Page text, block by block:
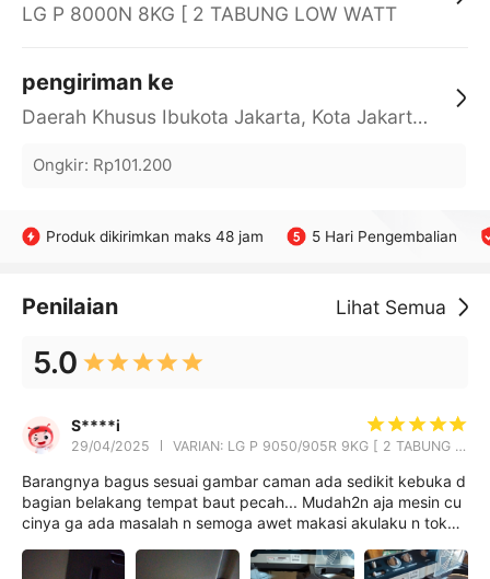
LG P 8000N 8KG [ 2 TABUNG LOW WATT
pengiriman ke
Daerah Khusus Ibukota Jakarta, Kota Jakarta Barat, Cengkareng, yy
Ongkir: Rp101.200
Produk dikirimkan maks 48 jam 5 Hari Pengembalian
Penilaian Lihat Semua
5.0
S****i
29/04/2025 VARIAN: LG P 9050/905R 9KG [ 2 TABUNG LOW WATT ]JAMIN AWET
Barangnya bagus sesuai gambar caman ada sedikit kebuka d
bagian belakang tempat baut pecah... Mudah2n aja mesin cu
cinya ga ada masalah n semoga awet makasi akulaku n tokon